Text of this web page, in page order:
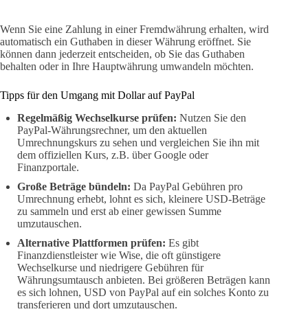
Wenn Sie eine Zahlung in einer Fremdwährung erhalten, wird
automatisch ein Guthaben in dieser Währung eröffnet. Sie
können dann jederzeit entscheiden, ob Sie das Guthaben
behalten oder in Ihre Hauptwährung umwandeln möchten.
Tipps für den Umgang mit Dollar auf PayPal
Regelmäßig Wechselkurse prüfen: Nutzen Sie den
PayPal-Währungsrechner, um den aktuellen
Umrechnungskurs zu sehen und vergleichen Sie ihn mit
dem offiziellen Kurs, z.B. über Google oder
Finanzportale.
Große Beträge bündeln: Da PayPal Gebühren pro
Umrechnung erhebt, lohnt es sich, kleinere USD-Beträge
zu sammeln und erst ab einer gewissen Summe
umzutauschen.
Alternative Plattformen prüfen: Es gibt
Finanzdienstleister wie Wise, die oft günstigere
Wechselkurse und niedrigere Gebühren für
Währungsumtausch anbieten. Bei größeren Beträgen kann
es sich lohnen, USD von PayPal auf ein solches Konto zu
transferieren und dort umzutauschen.